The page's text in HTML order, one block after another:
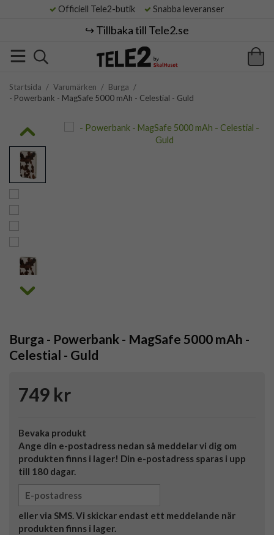
Officiell Tele2-butik Snabba leveranser
↪️ Tillbaka till Tele2.se
Startsida / Varumärken / Burga /
- Powerbank - MagSafe 5000 mAh - Celestial - Guld
Burga - Powerbank - MagSafe 5000 mAh -
Celestial - Guld
749 kr
Bevaka produkt
Ange din e-postadress nedan så meddelar vi dig om
produkten finns i lager! Din e-postadress sparas i upp
till 180 dagar.
eller via SMS. Vi skickar endast ett meddelande när
produkten finns i lager.